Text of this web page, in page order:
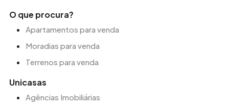
O que procura?
Apartamentos para venda
Moradias para venda
Terrenos para venda
Unicasas
Agências Imobiliárias